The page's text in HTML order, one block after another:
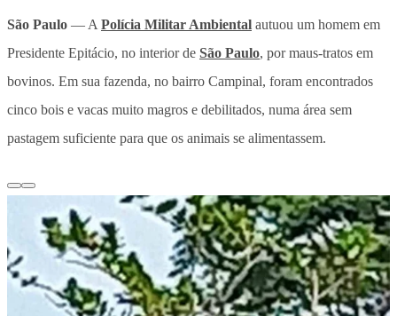
São Paulo — A Polícia Militar Ambiental autuou um homem em
Presidente Epitácio, no interior de São Paulo, por maus-tratos em
bovinos. Em sua fazenda, no bairro Campinal, foram encontrados
cinco bois e vacas muito magros e debilitados, numa área sem
pastagem suficiente para que os animais se alimentassem.